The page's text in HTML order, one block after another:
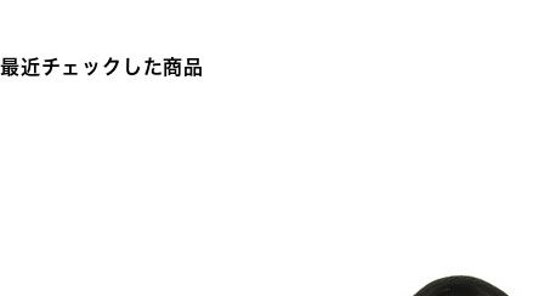
最近チェックした商品